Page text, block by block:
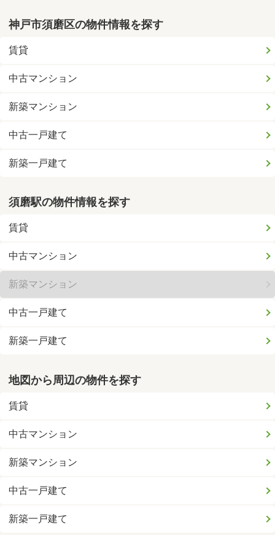
神戸市須磨区の物件情報を探す
賃貸
中古マンション
新築マンション
中古一戸建て
新築一戸建て
須磨駅の物件情報を探す
賃貸
中古マンション
新築マンション
中古一戸建て
新築一戸建て
地図から周辺の物件を探す
賃貸
中古マンション
新築マンション
中古一戸建て
新築一戸建て